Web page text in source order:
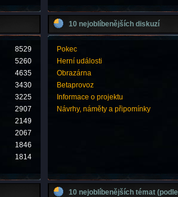
8529
5260
4635
3430
3225
2907
2149
2067
1846
1814
10 nejoblíbenějších diskuzí
Pokec
Herní události
Obrazárna
Betaprovoz
Informace o projektu
Návrhy, náměty a připomínky
10 nejoblíbenějších témat